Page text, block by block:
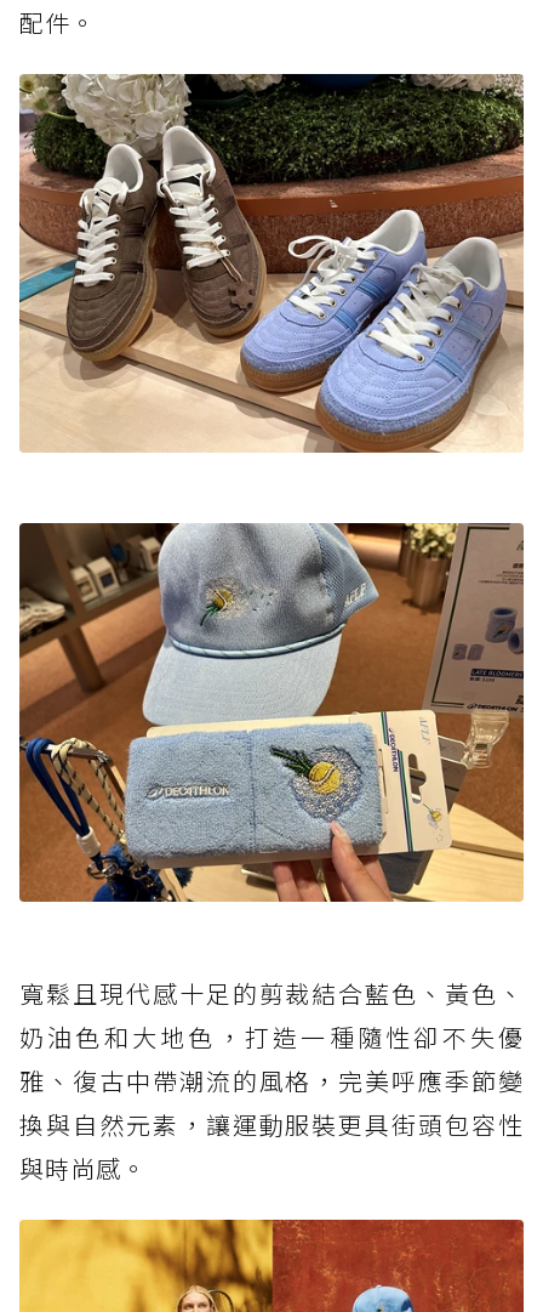
配件。
寬鬆且現代感十足的剪裁結合藍色、黃色、
奶油色和大地色，打造一種隨性卻不失優
雅、復古中帶潮流的風格，完美呼應季節變
換與自然元素，讓運動服裝更具街頭包容性
與時尚感。